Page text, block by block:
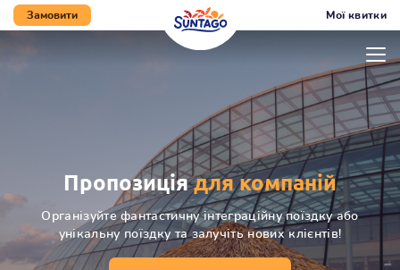
Перейти до нижнього
Мої квитки
Замовити
Пропозиціядля компаній
Організуйте фантастичну інтеграційну поїздку або
унікальну поїздку та залучіть нових клієнтів!